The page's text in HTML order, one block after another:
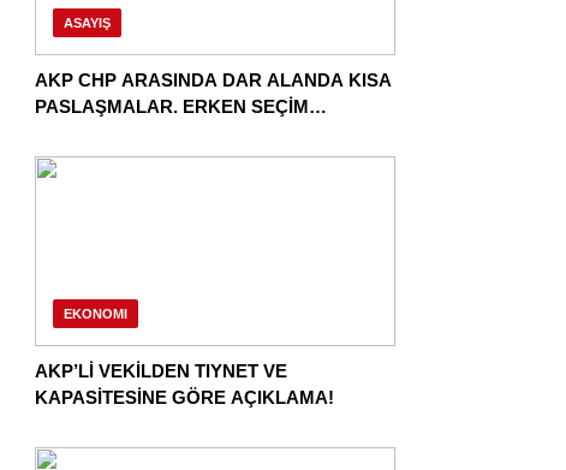
ASAYIŞ
AKP CHP ARASINDA DAR ALANDA KISA
PASLAŞMALAR. ERKEN SEÇİM
EKONOMI
AKP’Lİ VEKİLDEN TIYNET VE
KAPASİTESİNE GÖRE AÇIKLAMA!